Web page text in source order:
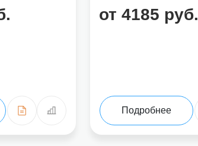
от 4185 руб.
Подробнее